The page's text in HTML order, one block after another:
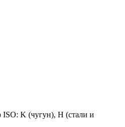
K (чугун), H (стали и